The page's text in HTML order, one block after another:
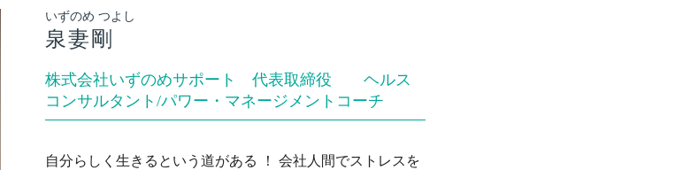
いずのめ つよし
泉妻剛
株式会社いずのめサポート 代表取締役 ヘルス
コンサルタント/パワー・マネージメントコーチ
自分らしく生きるという道がある ！ 会社人間でストレスを